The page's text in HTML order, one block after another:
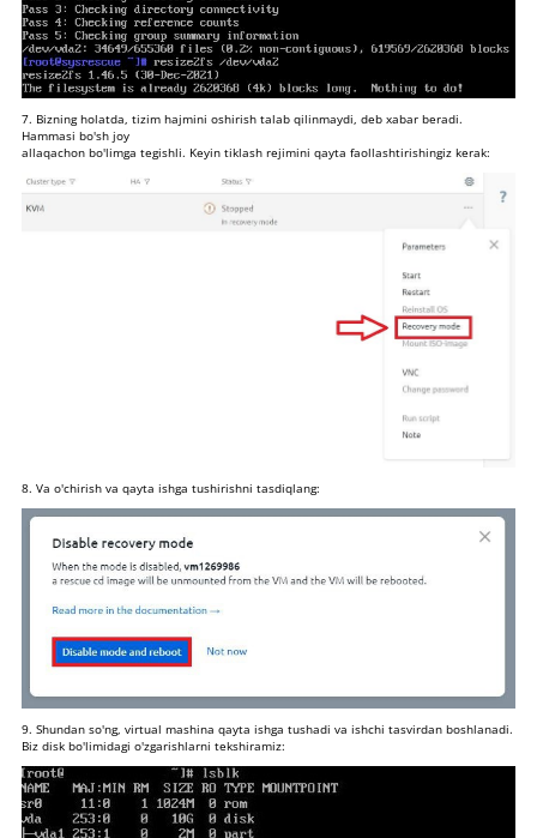
7. Bizning holatda, tizim hajmini oshirish talab qilinmaydi, deb xabar beradi.
Hammasi bo'sh joy
allaqachon bo'limga tegishli. Keyin tiklash rejimini qayta faollashtirishingiz kerak:
8. Va o'chirish va qayta ishga tushirishni tasdiqlang:
9. Shundan so'ng, virtual mashina qayta ishga tushadi va ishchi tasvirdan boshlanadi.
Biz disk bo'limidagi o'zgarishlarni tekshiramiz: